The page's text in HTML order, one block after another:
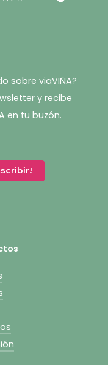
sobre viaVIÑA?
y recibe
en tu buzón.